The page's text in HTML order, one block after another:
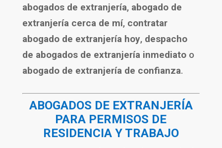
abogados de extranjería, abogado de
extranjería cerca de mí, contratar
abogado de extranjería hoy, despacho
de abogados de extranjería inmediatoo
abogado de extranjería de confianza.
ABOGADOS DE EXTRANJERÍA
PARA PERMISOS DE
RESIDENCIA Y TRABAJO